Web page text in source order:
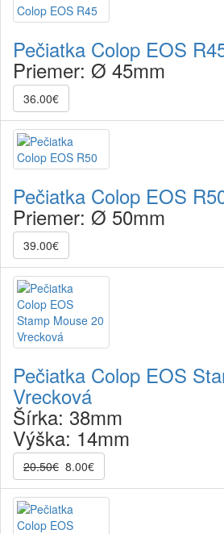
Pečiatka Colop EOS
Priemer: Ø 45mm
36.00€
Pečiatka Colop EOS
Priemer: Ø 50mm
39.00€
Pečiatka Colop EOS
Vrecková
Šírka: 38mm
Výška: 14mm
20.50€ 8.00€